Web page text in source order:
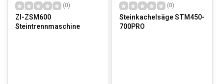
(0)
ZI-ZSM600
Steintrennmaschine
(0)
Steinkachelsäge STM450-
700PRO